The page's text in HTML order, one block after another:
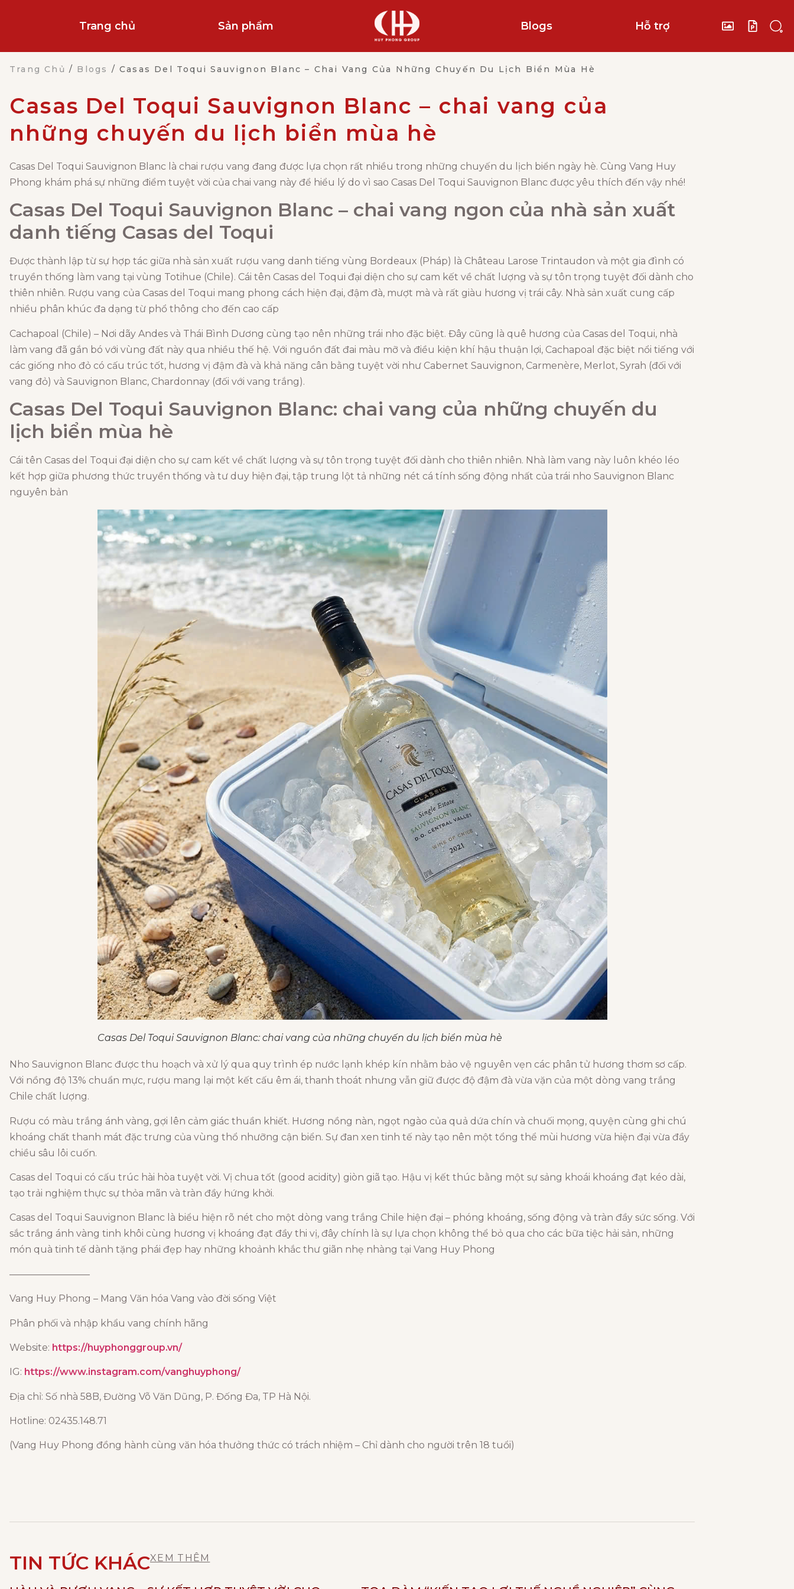
Trang chủ Sản phẩm Blogs Hỗ trợ
Trang Chủ / Blogs /Casas Del Toqui Sauvignon Blanc – Chai Vang Của Những Chuyến Du Lịch Biển Mùa Hè
Casas Del Toqui Sauvignon Blanc – chai vang của
những chuyến du lịch biển mùa hè
Casas Del Toqui Sauvignon Blanc là chai rượu vang đang được lựa chọn rất nhiều trong những chuyến du lịch biển ngày hè. Cùng Vang Huy
Phong khám phá sự những điểm tuyệt vời của chai vang này để hiểu lý do vì sao Casas Del Toqui Sauvignon Blanc được yêu thích đến vậy nhé!
Casas Del Toqui Sauvignon Blanc – chai vang ngon của nhà sản xuất
danh tiếng Casas del Toqui
Được thành lập từ sự hợp tác giữa nhà sản xuất rượu vang danh tiếng vùng Bordeaux (Pháp) là Château Larose Trintaudon và một gia đình có
truyền thống làm vang tại vùng Totihue (Chile). Cái tên Casas del Toqui đại diện cho sự cam kết về chất lượng và sự tôn trọng tuyệt đối dành cho
thiên nhiên. Rượu vang của Casas del Toqui mang phong cách hiện đại, đậm đà, mượt mà và rất giàu hương vị trái cây. Nhà sản xuất cung cấp
nhiều phân khúc đa dạng từ phổ thông cho đến cao cấp
Cachapoal (Chile) – Nơi dãy Andes và Thái Bình Dương cùng tạo nên những trái nho đặc biệt. Đây cũng là quê hương của Casas del Toqui, nhà
làm vang đã gắn bó với vùng đất này qua nhiều thế hệ. Với nguồn đất đai màu mỡ và điều kiện khí hậu thuận lợi, Cachapoal đặc biệt nổi tiếng với
các giống nho đỏ có cấu trúc tốt, hương vị đậm đà và khả năng cân bằng tuyệt vời như Cabernet Sauvignon, Carmenère, Merlot, Syrah (đối với
vang đỏ) và Sauvignon Blanc, Chardonnay (đối với vang trắng).
Casas Del Toqui Sauvignon Blanc: chai vang của những chuyến du
lịch biển mùa hè
Cái tên Casas del Toqui đại diện cho sự cam kết về chất lượng và sự tôn trọng tuyệt đối dành cho thiên nhiên. Nhà làm vang này luôn khéo léo
kết hợp giữa phương thức truyền thống và tư duy hiện đại, tập trung lột tả những nét cá tính sống động nhất của trái nho Sauvignon Blanc
nguyên bản
Casas Del Toqui Sauvignon Blanc: chai vang của những chuyến du lịch biển mùa hè
Nho Sauvignon Blanc được thu hoạch và xử lý qua quy trình ép nước lạnh khép kín nhằm bảo vệ nguyên vẹn các phân tử hương thơm sơ cấp.
Với nồng độ 13% chuẩn mực, rượu mang lại một kết cấu êm ái, thanh thoát nhưng vẫn giữ được độ đậm đà vừa vặn của một dòng vang trắng
Chile chất lượng.
Rượu có màu trắng ánh vàng, gợi lên cảm giác thuần khiết. Hương nồng nàn, ngọt ngào của quả dứa chín và chuối mọng, quyện cùng ghi chú
khoáng chất thanh mát đặc trưng của vùng thổ nhưỡng cận biển. Sự đan xen tinh tế này tạo nên một tổng thể mùi hương vừa hiện đại vừa đầy
chiều sâu lôi cuốn.
Casas del Toqui có cấu trúc hài hòa tuyệt vời. Vị chua tốt (good acidity) giòn giã tạo. Hậu vị kết thúc bằng một sự sảng khoái khoáng đạt kéo dài,
tạo trải nghiệm thực sự thỏa mãn và tràn đầy hứng khởi.
Casas del Toqui Sauvignon Blanc là biểu hiện rõ nét cho một dòng vang trắng Chile hiện đại – phóng khoáng, sống động và tràn đầy sức sống. Với
sắc trắng ánh vàng tinh khôi cùng hương vị khoáng đạt đầy thi vị, đây chính là sự lựa chọn không thể bỏ qua cho các bữa tiệc hải sản, những
món quà tinh tế dành tặng phái đẹp hay những khoảnh khắc thư giãn nhẹ nhàng tại Vang Huy Phong
————————–
Vang Huy Phong – Mang Văn hóa Vang vào đời sống Việt
Phân phối và nhập khẩu vang chính hãng
Website: https://huyphonggroup.vn/
IG: https://www.instagram.com/vanghuyphong/
Địa chỉ: Số nhà 58B, Đường Võ Văn Dũng, P. Đống Đa, TP Hà Nội.
Hotline: 02435.148.71
(Vang Huy Phong đồng hành cùng văn hóa thưởng thức có trách nhiệm – Chỉ dành cho người trên 18 tuổi)
TIN TỨC KHÁCXEM THÊM